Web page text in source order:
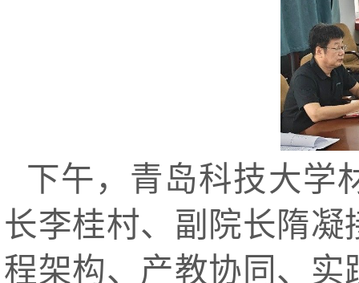
下午，青岛科技大学
长李桂村、副院长隋
程架构、产教协同、